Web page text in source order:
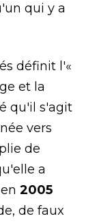
qui y a
définit l'«
et la
qu'il s'agit
vers
de
a
2005
de faux